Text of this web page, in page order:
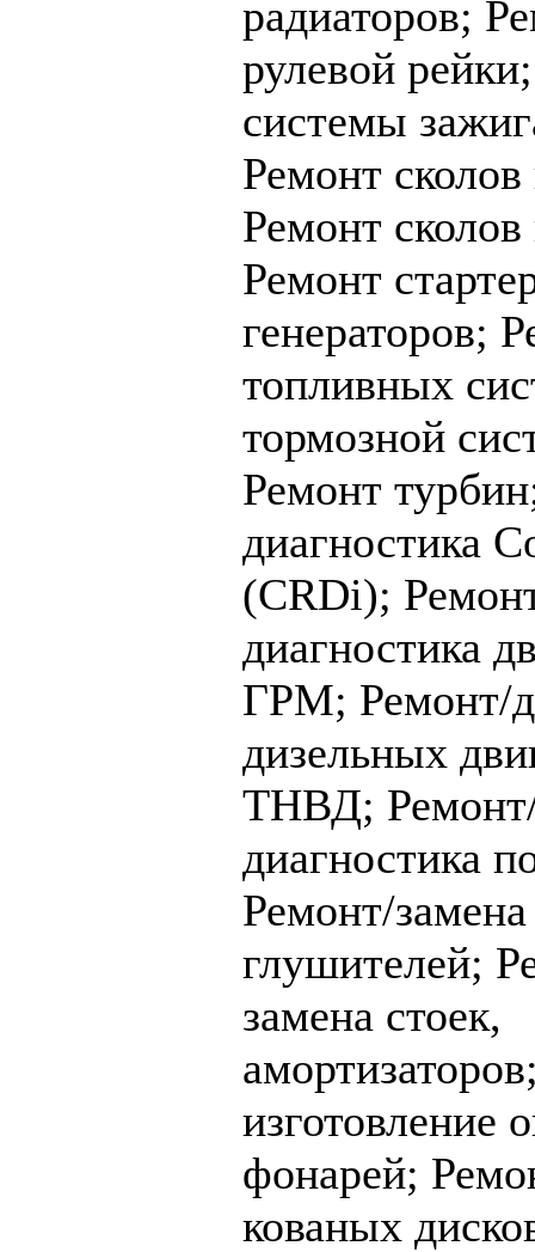
радиаторов;
рулевой
системы
Ремонт
Ремонт сколов
Ремонт
генераторов;
топливных
тормозной
Ремонт
диагностика
(CRDi);
диагностика
ГРМ; Ремонт/
дизельных
ТНВД;
диагностика
Ремонт/замена
глушителей;
замена стоек,
изготовление
фонарей;
кованых